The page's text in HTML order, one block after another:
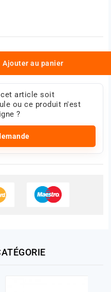
Ajouter au panier
cet article soit
ou ce produit n'est
?